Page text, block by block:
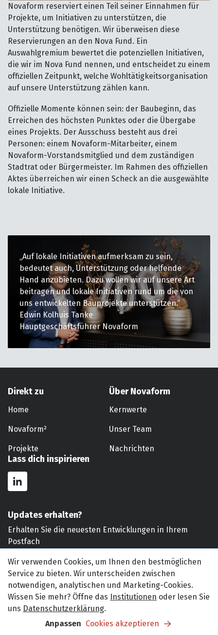
Novaform reserviert einen Teil seiner Einnahmen für
Projekte, um Initiativen zu unterstützen, die
Unterstützung benötigen. Wir überweisen diese
Reservierungen an den Nova Fund. Ein
Auswahlgremium bewertet die potenziellen Initiativen,
die wir im Nova Fund nennen, und entscheidet zu einem
offiziellen Zeitpunkt, welche Wohltätigkeitsorganisation
auf unsere Unterstützung zählen kann.
Offizielle Momente können sein: der Baubeginn, das
Erreichen des höchsten Punktes oder die Übergabe
eines Projekts. Der Ausschuss besteht aus drei
Personen: einem Novaform-Mitarbeiter, einem
Novaform-Vorstandsmitglied und dem zuständigen
Stadtrat oder Bürgermeister. Im Rahmen des offiziellen
Aktes überreichen wir einen Scheck an die ausgewählte
lokale Initiative.
„Auf lokale Initiativen aufmerksam zu sein,
bedeutet auch, Unterstützung oder helfende
Hand anzubieten. Dazu wollen wir auf unsere Art
beitragen und lokale Initiativen rund um die von
uns entwickelten Bauprojekte unterstützen.“
Edwin Kolhuis Tanke
Hauptgeschäftsführer Novaform
Direkt zu
Home
Novaform²
Projekte
Über Novaform
Kernwerte
Unser Team
Nachrichten
Lass dich inspirieren
Updates erhalten?
Erhalten Sie die neuesten Entwicklungen in Ihrem
Postfach
Verschicken
Datenschutzerklärung Impressum
Wir verwenden Cookies, um Ihnen den bestmöglichen
Service zu bieten. Wir unterscheiden zwischen
notwendigen, analytischen und Marketing-Cookies.
Wissen Sie mehr? Öffne das Institutionen oder lesen Sie
uns Datenschutzerklärung.
Anpassen Cookies akzeptieren